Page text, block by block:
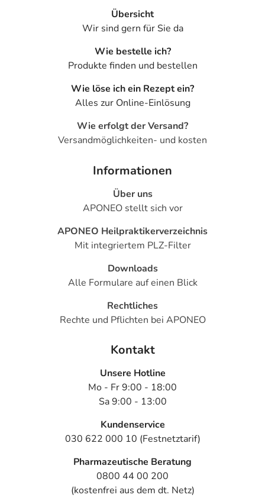
Übersicht
Wir sind gern für Sie da
Wie bestelle ich?
Produkte finden und bestellen
Wie löse ich ein Rezept ein?
Alles zur Online-Einlösung
Wie erfolgt der Versand?
Versandmöglichkeiten- und kosten
Informationen
Über uns
APONEO stellt sich vor
APONEO Heilpraktikerverzeichnis
Mit integriertem PLZ-Filter
Downloads
Alle Formulare auf einen Blick
Rechtliches
Rechte und Pflichten bei APONEO
Kontakt
Unsere Hotline
Mo - Fr 9:00 - 18:00
Sa 9:00 - 13:00
Kundenservice
030 622 000 10 (Festnetztarif)
Pharmazeutische Beratung
0800 44 00 200
(kostenfrei aus dem dt. Netz)